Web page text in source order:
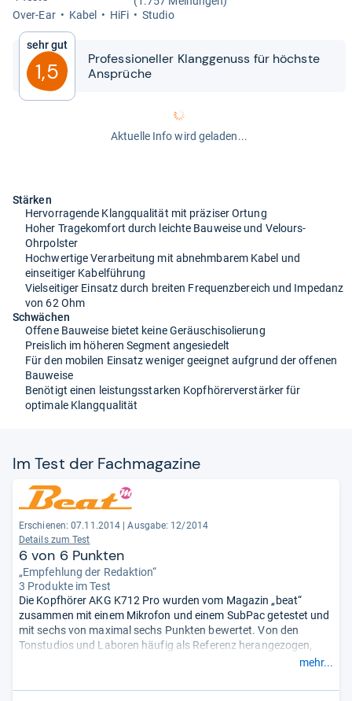
Over-​Ear
Kabel HiFi Stu­dio
Sehr gut
1,5
Pro­fes­sio­nel­ler Klang­ge­nuss für höchste
Ansprü­che
Aktuelle Info wird geladen...
Stärken
Hervorragende Klangqualität mit präziser Ortung
Hoher Tragekomfort durch leichte Bauweise und Velours-
Ohrpolster
Hochwertige Verarbeitung mit abnehmbarem Kabel und
einseitiger Kabelführung
Vielseitiger Einsatz durch breiten Frequenzbereich und Impedanz
von 62 Ohm
Schwächen
Offene Bauweise bietet keine Geräuschisolierung
Preislich im höheren Segment angesiedelt
Für den mobilen Einsatz weniger geeignet aufgrund der offenen
Bauweise
Benötigt einen leistungsstarken Kopfhörerverstärker für
optimale Klangqualität
Im Test der Fach­ma­ga­zine
Erschienen: 07.11.2014
Ausgabe: 12/2014
Details zum Test
6 von 6 Punkten
„Empfehlung der Redaktion“
3 Produkte im Test
Die Kopfhörer AKG K712 Pro wurden vom Magazin „beat“
zusammen mit einem Mikrofon und einem SubPac getestet und
mit sechs von maximal sechs Punkten bewertet. Von den
Tonstudios und Laboren häufig als Referenz herangezogen,
gelten diese Kopfhörer als nahezu ideal. Klares Klangbild und
Redaktion vorbildlich. Insbesondere betont der Testbericht die
mehr...